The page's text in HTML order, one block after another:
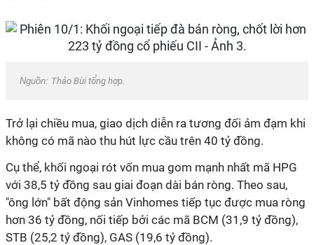
Nguồn: Thảo Bùi tổng hợp.
Trở lại chiều mua, giao dịch diễn ra tương đối ảm đạm khi
không có mã nào thu hút lực cầu trên 40 tỷ đồng.
Cụ thể, khối ngoại rót vốn mua gom mạnh nhất mã HPG
với 38,5 tỷ đồng sau giai đoạn dài bán ròng. Theo sau,
"ông lớn" bất động sản Vinhomes tiếp tục được mua ròng
hơn 36 tỷ đồng, nối tiếp bởi các mã BCM (31,9 tỷ đồng),
STB (25,2 tỷ đồng), GAS (19,6 tỷ đồng).